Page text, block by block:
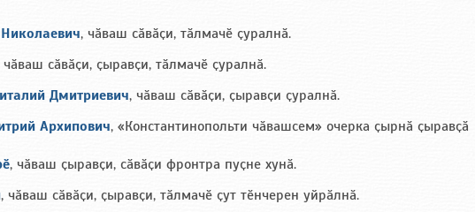
, чӑваш сӑвӑҫи, тӑлмачӗ ҫуралнӑ.
чӑваш сӑвӑҫи, ҫыравҫи, тӑлмачӗ ҫуралнӑ.
Дмитриевич, чӑваш сӑвӑҫи, ҫыравҫи ҫуралнӑ.
Архипович, «Константинопольти чӑвашсем» очерка ҫырнӑ ҫыравҫӑ
, чӑваш ҫыравҫи, сӑвӑҫи фронтра пуҫне хунӑ.
, чӑваш сӑвӑҫи, ҫыравҫи, тӑлмачӗ ҫут тӗнчерен уйрӑлнӑ.